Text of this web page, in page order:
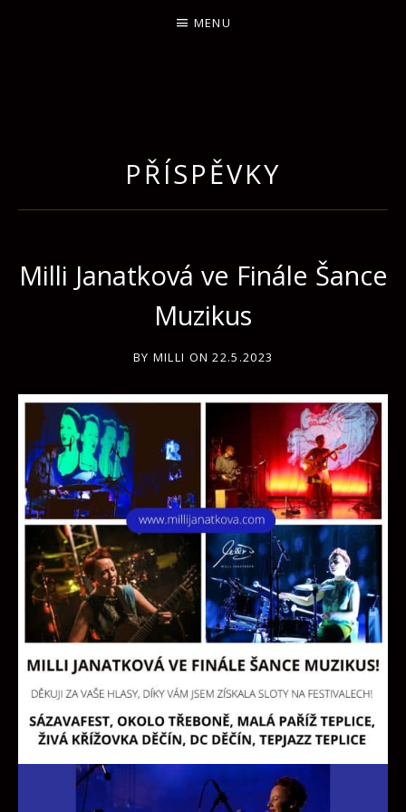
MENU
PŘÍSPĚVKY
Milli Janatková ve Finále Šance
Muzikus
BY MILLI ON 22.5.2023